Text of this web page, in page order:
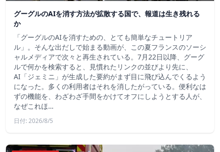
グーグルのAIを消す方法が拡散する国で、報道は生き残れる
か
「グーグルのAIを消すための、とても簡単なチュートリア
ル」。そんな出だしで始まる動画が、この夏フランスのソーシ
ャルメディアで次々と再生されている。7月22日以降、グーグ
ルで何かを検索すると、見慣れたリンクの並びより先に、
AI「ジェミニ」が生成した要約がまず目に飛び込んでくるよう
になった。多くの利用者はそれを消したがっている。便利なは
ずの機能を、わざわざ手間をかけてオフにしようとする人が、
なぜこれほ…
日付: 2026/8/5